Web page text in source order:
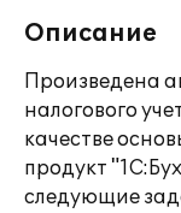
Описание
Произведена
налогового
качестве
продукт
следующие